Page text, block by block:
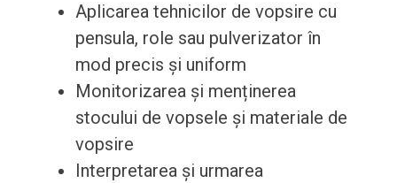
Aplicarea tehnicilor de vopsire cu
pensula, role sau pulverizator în
mod precis și uniform
Monitorizarea și menținerea
stocului de vopsele și materiale de
vopsire
Interpretarea și urmarea